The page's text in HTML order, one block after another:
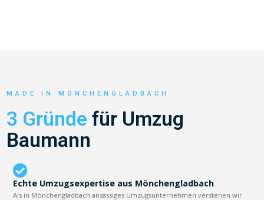
MADE IN MÖNCHENGLADBACH
3 Gründe für Umzug
Baumann
Echte Umzugsexpertise aus Mönchengladbach
Als in Mönchengladbach ansässiges Umzugsunternehmen verstehen wir